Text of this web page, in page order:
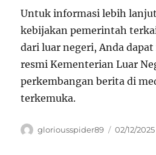
Untuk informasi lebih
kebijakan pemerintah
dari luar negeri, Anda
resmi Kementerian Luar
perkembangan berita di
terkemuka.
Author
gloriousspider89
Posted
02/12/2025